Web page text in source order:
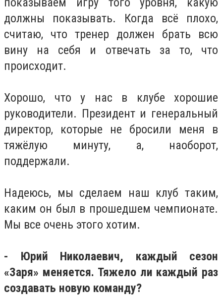
должны показывать. Когда всё плохо,
считаю, что тренер должен брать всю
вину на себя и отвечать за то, что
происходит.
Хорошо, что у нас в клубе хорошие
руководители. Президент и генеральный
директор, которые не бросили меня в
тяжёлую минуту, а, наоборот,
поддержали.
Надеюсь, мы сделаем наш клуб таким,
каким он был в прошедшем чемпионате.
Мы все очень этого хотим.
- Юрий Николаевич, каждый сезон
«Заря» меняется. Тяжело ли каждый раз
создавать новую команду?